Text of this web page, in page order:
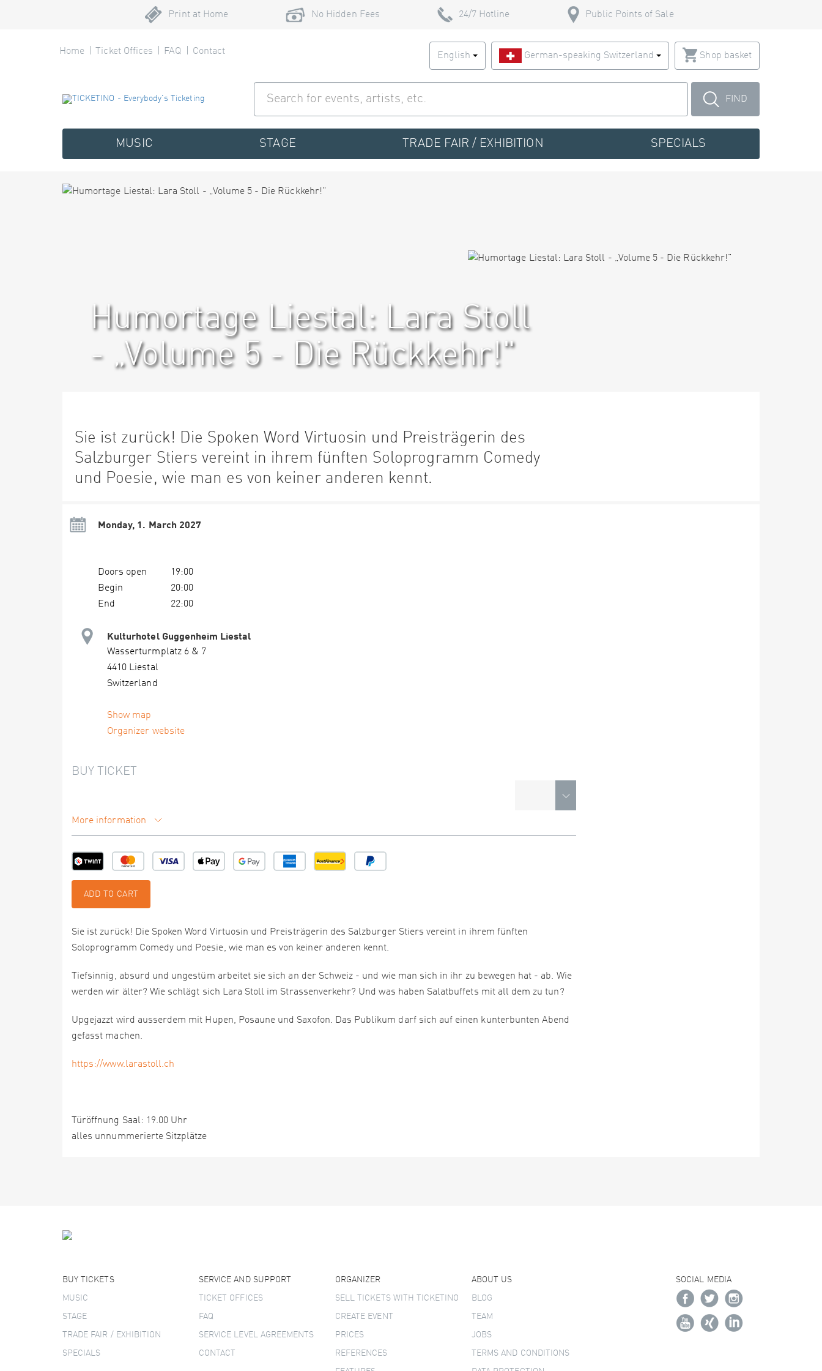
Print at Home No Hidden Fees 24/7 Hotline Public Points of Sale
Home Ticket Offices FAQ Contact English German-speaking Switzerland Shop basket
FIND
MUSIC STAGE TRADE FAIR / EXHIBITION SPECIALS
Humortage Liestal: Lara Stoll
- „Volume 5 - Die Rückkehr!"
Sie ist zurück! Die Spoken Word Virtuosin und Preisträgerin des
Salzburger Stiers vereint in ihrem fünften Soloprogramm Comedy
und Poesie, wie man es von keiner anderen kennt.
Monday, 1. March 2027
Doors open
19:00
Begin
20:00
End
22:00
Kulturhotel Guggenheim Liestal
Wasserturmplatz 6 & 7
4410 Liestal
Switzerland
Show map
Organizer website
BUY TICKET
More information
ADD TO CART
Sie ist zurück! Die Spoken Word Virtuosin und Preisträgerin des Salzburger Stiers vereint in ihrem fünften
Soloprogramm Comedy und Poesie, wie man es von keiner anderen kennt.
Tiefsinnig, absurd und ungestüm arbeitet sie sich an der Schweiz - und wie man sich in ihr zu bewegen hat - ab. Wie
werden wir älter? Wie schlägt sich Lara Stoll im Strassenverkehr? Und was haben Salatbuffets mit all dem zu tun?
Upgejazzt wird ausserdem mit Hupen, Posaune und Saxofon. Das Publikum darf sich auf einen kunterbunten Abend
gefasst machen.
https://www.larastoll.ch
Türöffnung Saal: 19.00 Uhr
alles unnummerierte Sitzplätze
BUY TICKETS
MUSIC
STAGE
TRADE FAIR / EXHIBITION
SPECIALS
SERVICE AND SUPPORT
TICKET OFFICES
FAQ
SERVICE LEVEL AGREEMENTS
CONTACT
ORGANIZER
SELL TICKETS WITH TICKETINO
CREATE EVENT
PRICES
REFERENCES
ABOUT US
BLOG
TEAM
JOBS
TERMS AND CONDITIONS
SOCIAL MEDIA